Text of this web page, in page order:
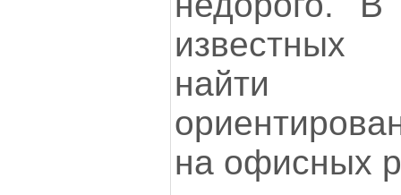
на офисных